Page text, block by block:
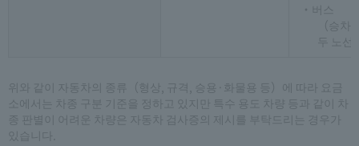
버스
（승
두 노선
위와 같이 자동차의 종류（형상, 규격, 승용·화물용 등）에 따라 요금
소에서는 차종 구분 기준을 정하고 있지만 특수 용도 차량 등과 같이 차
종 판별이 어려운 차량은 자동차 검사증의 제시를 부탁드리는 경우가
있습니다.